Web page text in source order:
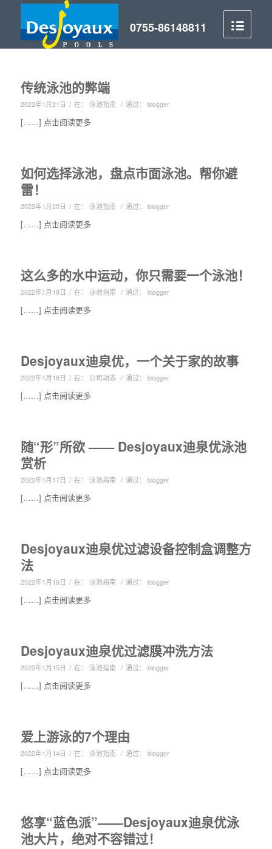
传统泳池的弊端
2022年1月21日 / 在： 泳池指南 / 通过： blogger
[……] 点击阅读更多
如何选择泳池，盘点市面泳池。帮你避
雷！
2022年1月20日 / 在： 泳池指南 / 通过： blogger
[……] 点击阅读更多
这么多的水中运动，你只需要一个泳池！
2022年1月19日 / 在： 泳池指南 / 通过： blogger
[……] 点击阅读更多
Desjoyaux迪泉优，一个关于家的故事
2022年1月18日 / 在： 公司动态 / 通过： blogger
[……] 点击阅读更多
随“形”所欲 —— Desjoyaux迪泉优泳池
赏析
2022年1月17日 / 在： 泳池指南 / 通过： blogger
[……] 点击阅读更多
Desjoyaux迪泉优过滤设备控制盒调整方
法
2022年1月16日 / 在： 泳池指南 / 通过： blogger
[……] 点击阅读更多
Desjoyaux迪泉优过滤膜冲洗方法
2022年1月15日 / 在： 泳池指南 / 通过： blogger
[……] 点击阅读更多
爱上游泳的7个理由
2022年1月14日 / 在： 泳池指南 / 通过： blogger
[……] 点击阅读更多
悠享“蓝色派”——Desjoyaux迪泉优泳
池大片，绝对不容错过！